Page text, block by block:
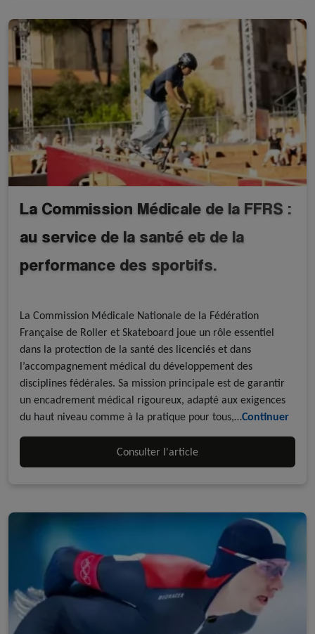
La Commission Médicale de la FFRS :
au service de la santé et de la
performance des sportifs.
La Commission Médicale Nationale de la Fédération
Française de Roller et Skateboard joue un rôle essentiel
dans la protection de la santé des licenciés et dans
l’accompagnement médical du développement des
disciplines fédérales. Sa mission principale est de garantir
un encadrement médical rigoureux, adapté aux exigences
du haut niveau comme à la pratique pour tous,…Continuer
Consulter l'article